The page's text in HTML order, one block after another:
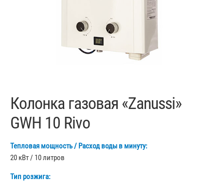
Колонка газовая «Zanussi»
GWH 10 Rivo
Тепловая мощность / Расход воды в минуту:
20 кВт / 10 литров
Тип розжига: